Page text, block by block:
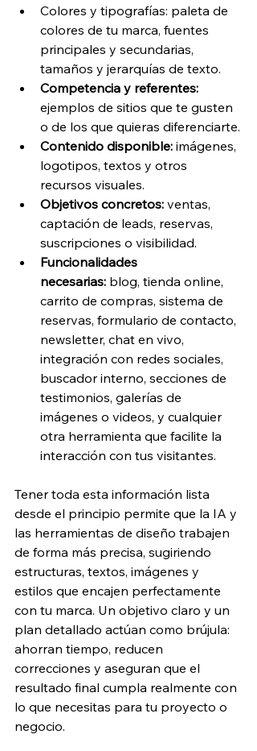
Colores y tipografías: paleta de
colores de tu marca, fuentes
principales y secundarias,
tamaños y jerarquías de texto.
Competencia y referentes:
ejemplos de sitios que te gusten
o de los que quieras diferenciarte.
Contenido disponible: imágenes,
logotipos, textos y otros
recursos visuales.
Objetivos concretos: ventas,
captación de leads, reservas,
suscripciones o visibilidad.
Funcionalidades
necesarias: blog, tienda online,
carrito de compras, sistema de
reservas, formulario de contacto,
newsletter, chat en vivo,
integración con redes sociales,
buscador interno, secciones de
testimonios, galerías de
imágenes o videos, y cualquier
otra herramienta que facilite la
interacción con tus visitantes.
Tener toda esta información lista
desde el principio permite que la IA y
las herramientas de diseño trabajen
de forma más precisa, sugiriendo
estructuras, textos, imágenes y
estilos que encajen perfectamente
con tu marca. Un objetivo claro y un
plan detallado actúan como brújula:
ahorran tiempo, reducen
correcciones y aseguran que el
resultado final cumpla realmente con
lo que necesitas para tu proyecto o
negocio.